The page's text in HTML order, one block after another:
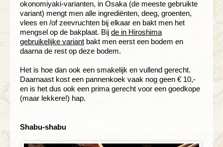
okonomiyaki-varianten, in Osaka (de meeste gebruikte
variant) mengt men alle ingrediënten, deeg, groenten,
vlees en /of zeevruchten bij elkaar en bakt men het
mengsel op de bakplaat. Bij de in Hiroshima
gebruikelijke variant bakt men eerst een bodem en
daarna de rest op deze bodem.
Het is hoe dan ook een smakelijk en vullend gerecht.
Daarnaast kost een pannenkoek vaak nog geen € 10,-
en is het dus ook een prima gerecht voor een goedkope
(maar lekkere!) hap.
Shabu-shabu